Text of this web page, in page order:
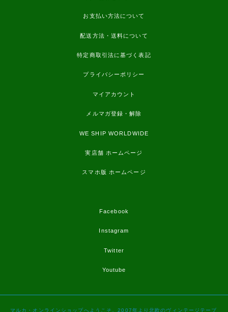
お支払い方法について
配送方法・送料について
特定商取引法に基づく表記
プライバシーポリシー
マイアカウント
メルマガ登録・解除
WE SHIP WORLDWIDE
実店舗 ホームページ
スマホ版 ホームページ
Facebook
Instagram
Twitter
Youtube
マルカ・オンラインショップへようこそ。2007年より北欧のヴィンテージテーブ